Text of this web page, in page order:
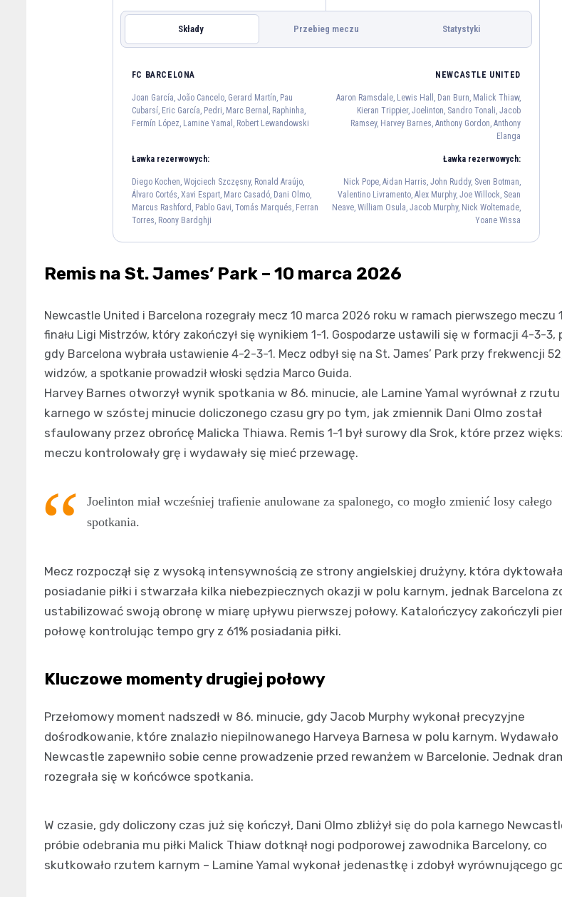
Składy Przebieg meczu Statystyki
NEWCASTLE UNITED
João Cancelo Gerard Martín Pau Cubarsí Eric García
8 22
Raphinha Fermín López Lamine Yamal
9
Aaron Ramsdale
3
Lewis Hall
33
Dan Burn
12
Malick Thiaw
2
Kieran Trippier
7
Joelinton
8
Sandro Tonali Jacob Ramsey
11
Harvey Barnes
10
Anthony Gordon
20
Anthony Elanga
FC BARCELONA NEWCASTLE UNITED
Joan García, João Cancelo, Gerard Martín, Pau
Cubarsí, Eric García, Pedri, Marc Bernal, Raphinha,
Fermín López, Lamine Yamal, Robert Lewandowski
Aaron Ramsdale, Lewis Hall, Dan Burn, Malick Thiaw,
Kieran Trippier, Joelinton, Sandro Tonali, Jacob
Ramsey, Harvey Barnes, Anthony Gordon, Anthony
Elanga
Ławka rezerwowych: Ławka rezerwowych:
Diego Kochen, Wojciech Szczęsny, Ronald Araújo,
Álvaro Cortés, Xavi Espart, Marc Casadó, Dani Olmo,
Marcus Rashford, Pablo Gavi, Tomás Marqués, Ferran
Torres, Roony Bardghji
Nick Pope, Aidan Harris, John Ruddy, Sven Botman,
Valentino Livramento, Alex Murphy, Joe Willock, Sean
Neave, William Osula, Jacob Murphy, Nick Woltemade,
Yoane Wissa
Remis na St. James’ Park – 10 marca 2026
Newcastle United i Barcelona rozegrały mecz 10 marca 2026 roku w ramach pierwszego meczu
finału Ligi Mistrzów, który zakończył się wynikiem 1-1. Gospodarze ustawili się w formacji 4-3-3,
gdy Barcelona wybrała ustawienie 4-2-3-1. Mecz odbył się na St. James’ Park przy frekwencji
widzów, a spotkanie prowadził włoski sędzia Marco Guida.
Harvey Barnes otworzył wynik spotkania w 86. minucie, ale Lamine Yamal wyrównał z rzutu
karnego w szóstej minucie doliczonego czasu gry po tym, jak zmiennik Dani Olmo został
sfaulowany przez obrońcę Malicka Thiawa. Remis 1-1 był surowy dla Srok, które przez
meczu kontrolowały grę i wydawały się mieć przewagę.
Joelinton miał wcześniej trafienie anulowane za spalonego, co mogło zmienić losy całego
spotkania.
Mecz rozpoczął się z wysoką intensywnością ze strony angielskiej drużyny, która dyktowała
posiadanie piłki i stwarzała kilka niebezpiecznych okazji w polu karnym, jednak Barcelona
ustabilizować swoją obronę w miarę upływu pierwszej połowy. Katalończycy zakończyli
połowę kontrolując tempo gry z 61% posiadania piłki.
Kluczowe momenty drugiej połowy
Przełomowy moment nadszedł w 86. minucie, gdy Jacob Murphy wykonał precyzyjne
dośrodkowanie, które znalazło niepilnowanego Harveya Barnesa w polu karnym. Wydawało
Newcastle zapewniło sobie cenne prowadzenie przed rewanżem w Barcelonie. Jednak
rozegrała się w końcówce spotkania.
W czasie, gdy doliczony czas już się kończył, Dani Olmo zbliżył się do pola karnego
próbie odebrania mu piłki Malick Thiaw dotknął nogi podporowej zawodnika Barcelony, co
skutkowało rzutem karnym – Lamine Yamal wykonał jedenastkę i zdobył wyrównującego